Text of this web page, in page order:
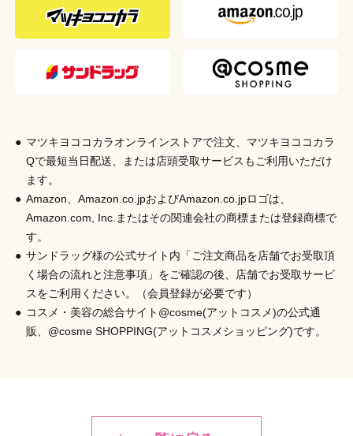
下させたり刃先部分に強い力を加えると、変形・破損する場
合がありますのでご注意ください。●刃物ですので取り扱い
にはご注意ください。お子様の髪をカットされる際は、特に
ご注意ください。●刃先が肌に当たらないようご注意くださ
い。耳の後ろなどをカットする際は、特にご注意ください。
●お子様の手の届かない所に保管してください。
発売元
株式会社シャンティ
4901604581932
マツキヨココカラオンラインストアで注文、マツキヨココカラ
Qで最短当日配送、または店頭受取サービスもご利用いただけ
ます。
Amazon、Amazon.co.jpおよびAmazon.co.jpロゴは、
Amazon.com, Inc.またはその関連会社の商標または登録商標で
す。
サンドラッグ様の公式サイト内「ご注文商品を店舗でお受取頂
く場合の流れと注意事項」をご確認の後、店舗でお受取サービ
スをご利用ください。（会員登録が必要です）
コスメ・美容の総合サイト@cosme(アットコスメ)の公式通
販、@cosme SHOPPING(アットコスメショッピング)です。